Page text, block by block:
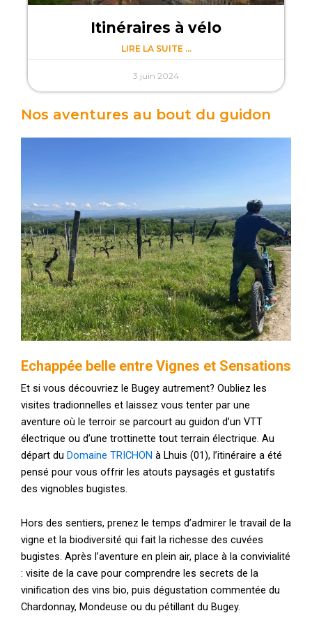
Itinéraires à vélo
LIRE LA SUITE ...
3 juin 2024
Nos aventures au bout du guidon
Echappée belle entre Vignes et Sensations
Et si vous découvriez le Bugey autrement? Oubliez les
visites tradionnelles et laissez vous tenter par une
aventure où le terroir se parcourt au guidon d’un VTT
électrique ou d’une trottinette tout terrain électrique. Au
départ du Domaine TRICHON à Lhuis (01), l’itinéraire a été
pensé pour vous offrir les atouts paysagés et gustatifs
des vignobles bugistes.
Hors des sentiers, prenez le temps d’admirer le travail de la
vigne et la biodiversité qui fait la richesse des cuvées
bugistes. Après l’aventure en plein air, place à la convivialité
: visite de la cave pour comprendre les secrets de la
vinification des vins bio, puis dégustation commentée du
Chardonnay, Mondeuse ou du pétillant du Bugey.